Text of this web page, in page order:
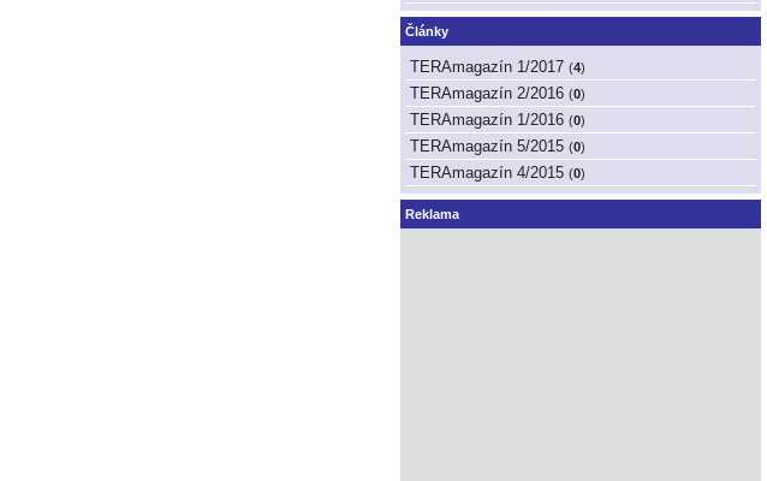
Články
TERAmagazín 1/2017 (4)
TERAmagazín 2/2016 (0)
TERAmagazín 1/2016 (0)
TERAmagazín 5/2015 (0)
TERAmagazín 4/2015 (0)
Reklama